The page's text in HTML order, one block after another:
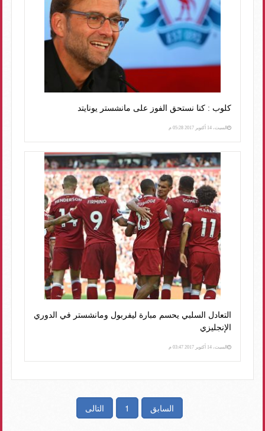
كلوب : كنا نستحق الفوز على مانشستر يونايتد
السبت، 14 أكتوبر 2017 05:28 م
التعادل السلبي يحسم مبارة ليفربول ومانشستر في الدوري
الإنجليزي
السبت، 14 أكتوبر 2017 03:47 م
السابق 1 التالى